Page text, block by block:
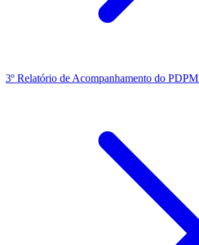
3º Relatório de Acompanhamento do